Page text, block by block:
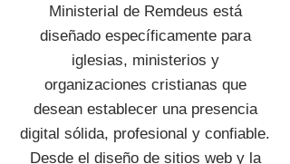
Ministerial de Remdeus está
diseñado específicamente para
iglesias, ministerios y
organizaciones cristianas que
desean establecer una presencia
digital sólida, profesional y confiable.
Desde el diseño de sitios web y la